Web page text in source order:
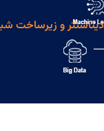
و زیرساخت